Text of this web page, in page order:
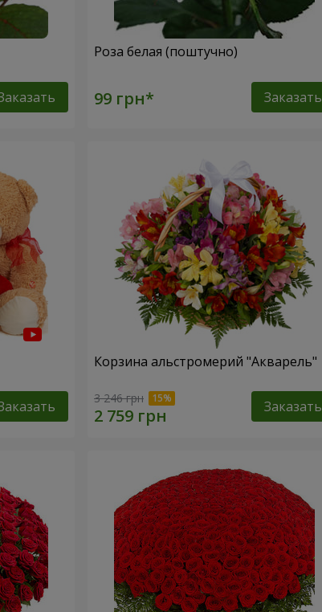
Роза белая (поштучно)
Заказать
Корзина альстромерий "Акварель"
3 246 грн Заказать